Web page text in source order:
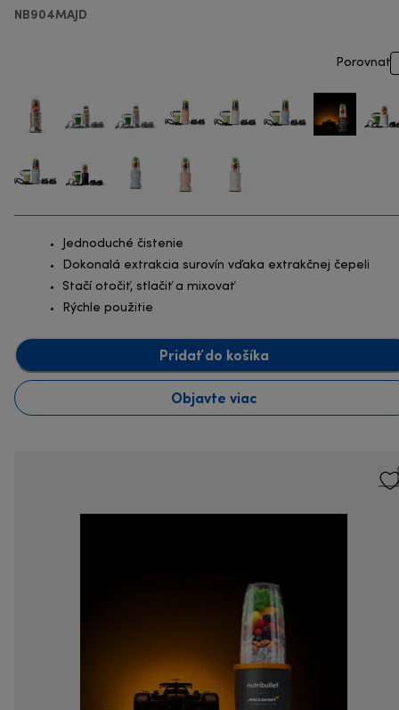
NB904MAJD
Porovnať
Jednoduché čistenie
Dokonalá extrakcia surovín vďaka extrakčnej čepeli
Stačí otočiť, stlačiť a mixovať
Rýchle použitie
Pridať do košíka
Objavte viac